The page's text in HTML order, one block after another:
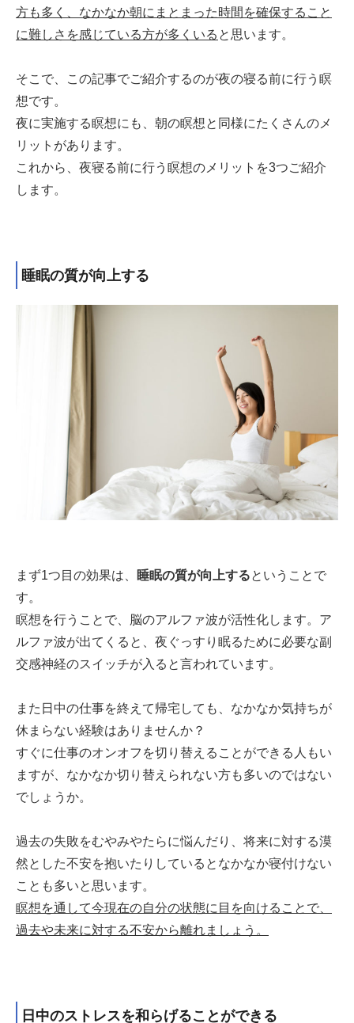
方も多く、なかなか朝にまとまった時間を確保すること
に難しさを感じている方が多くいる と思います。
そこで、この記事でご紹介するのが夜の寝る前に行う瞑
想です。
夜に実施する瞑想にも、朝の瞑想と同様にたくさんのメ
リットがあります。
これから、夜寝る前に行う瞑想のメリットを3つご紹介
します。
睡眠の質が向上する
まず1つ目の効果は、 睡眠の質が向上するということで
す。
瞑想を行うことで、脳のアルファ波が活性化します。ア
ルファ波が出てくると、夜ぐっすり眠るために必要な副
交感神経のスイッチが入ると言われています。
また日中の仕事を終えて帰宅しても、なかなか気持ちが
休まらない経験はありませんか？
すぐに仕事のオンオフを切り替えることができる人もい
ますが、なかなか切り替えられない方も多いのではない
でしょうか。
過去の失敗をむやみやたらに悩んだり、将来に対する漠
然とした不安を抱いたりしているとなかなか寝付けない
ことも多いと思います。
瞑想を通して今現在の自分の状態に目を向けることで、
過去や未来に対する不安から離れましょう。
日中のストレスを和らげることができる